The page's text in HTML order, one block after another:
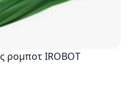
ρομποτ IROBOT